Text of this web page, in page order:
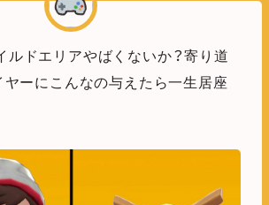
ルドエリアやばくないか？寄り道
ーにこんなの与えたら一生居座